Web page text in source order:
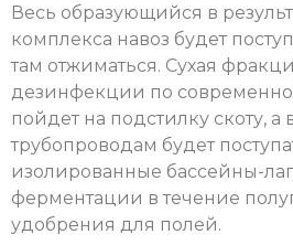
Весь образующийся в
комплекса навоз будет
там отжиматься. Сухая
дезинфекции по
пойдет на подстилку скоту, а
трубопроводам будет
изолированные бассейны-
ферментации в течение
удобрения для полей.